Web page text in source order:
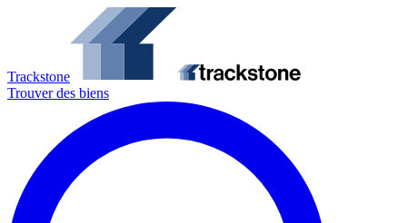
Trackstone
Trouver des biens